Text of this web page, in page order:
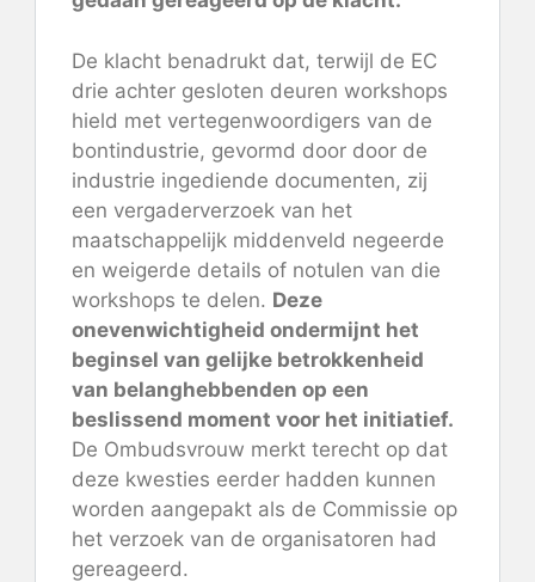
De klacht benadrukt dat, terwijl de EC
drie achter gesloten deuren workshops
hield met vertegenwoordigers van de
bontindustrie, gevormd door door de
industrie ingediende documenten, zij
een vergaderverzoek van het
maatschappelijk middenveld negeerde
en weigerde details of notulen van die
workshops te delen. Deze
onevenwichtigheid ondermijnt het
beginsel van gelijke betrokkenheid
van belanghebbenden op een
beslissend moment voor het initiatief.
De Ombudsvrouw merkt terecht op dat
deze kwesties eerder hadden kunnen
worden aangepakt als de Commissie op
het verzoek van de organisatoren had
gereageerd.